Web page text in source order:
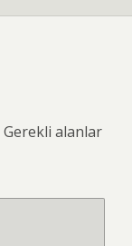
Gerekli alanlar